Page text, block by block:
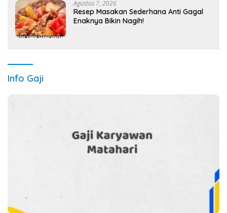
Agustus 7, 2026
Resep Masakan Sederhana Anti Gagal
Enaknya Bikin Nagih!
Info Gaji